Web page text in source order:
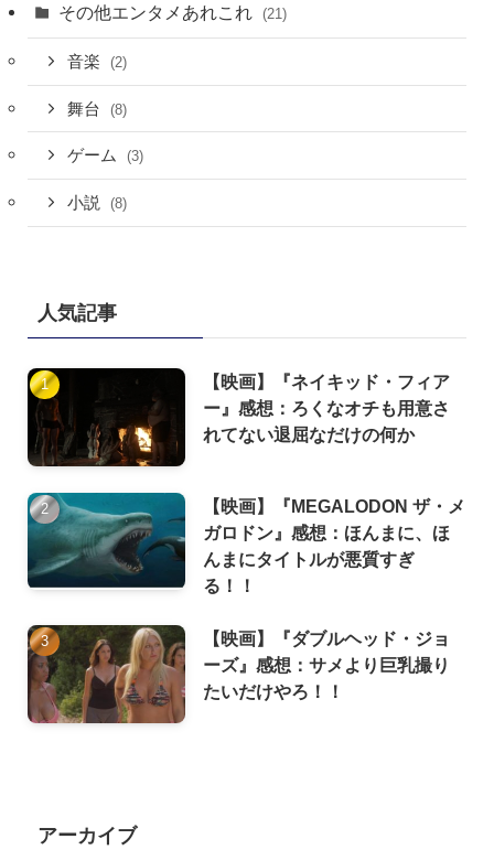
その他エンタメあれこれ (21)
音楽 (2)
舞台 (8)
ゲーム (3)
小説 (8)
人気記事
【映画】『ネイキッド・フィア
ー』感想：ろくなオチも用意さ
れてない退屈なだけの何か
【映画】『MEGALODON ザ・メ
ガロドン』感想：ほんまに、ほ
んまにタイトルが悪質すぎ
る！！
【映画】『ダブルヘッド・ジョ
ーズ』感想：サメより巨乳撮り
たいだけやろ！！
アーカイブ